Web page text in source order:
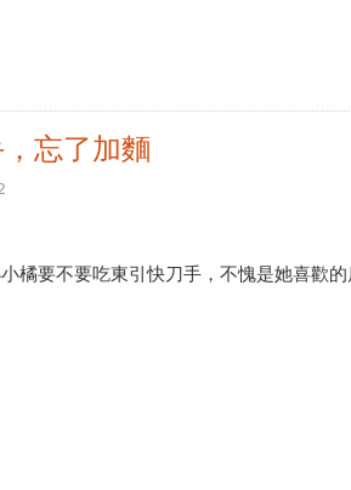
忘了加麵
橘要不要吃東引快刀手，不愧是她喜歡